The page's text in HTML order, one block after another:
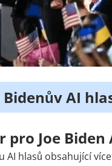
AI
Joe Biden
hlasů obsahující